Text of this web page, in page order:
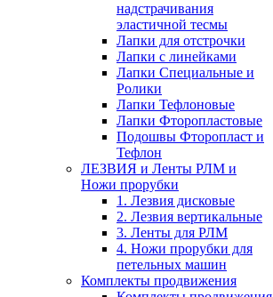
надстрачивания
эластичной тесмы
Лапки для отстрочки
Лапки с линейками
Лапки Специальные и
Ролики
Лапки Тефлоновые
Лапки Фторопластовые
Подошвы Фторопласт и
Тефлон
ЛЕЗВИЯ и Ленты РЛМ и
Ножи прорубки
1. Лезвия дисковые
2. Лезвия вертикальные
3. Ленты для РЛМ
4. Ножи прорубки для
петельных машин
Комплекты продвижения